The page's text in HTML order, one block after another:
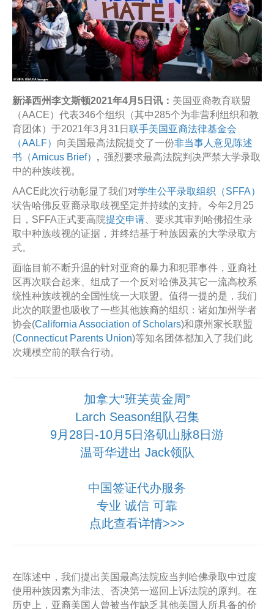
新泽西州李文斯顿2021年4月5日讯： 美国亚裔教育联盟
（AACE）代表346个组织（其中285个为非营利组织和教
育团体）于2021年3月31日 联手美国亚裔法律基金会
（AALF） 向美国最高法院提交了一份非当事人意见陈述
书（Amicus Brief） , 强烈要求最高法院判决严禁大学录取
中的种族歧视。
AACE此次行动彰显了我们对学生公平录取组织（SFFA）
状告哈佛反亚裔录取歧视坚定并持续的支持。今年2月25
日，SFFA正式要高院提交申请 、要求其审判哈佛招生录
取中种族歧视的证据，并终结基于种族因素的大学录取方
式。
面临目前不断升温的针对亚裔的暴力和犯罪事件，亚裔社
区再次联合起来、组成了一个反对哈佛及其它一流高校系
统性种族歧视的全国性统一大联盟。值得一提的是，我们
此次的联盟也吸收了一些其他族裔的组织：诸如加州学者
协会(California Association of Scholars)和康州家长联盟
(Connecticut Parents Union)等知名团体都加入了我们此
次规模空前的联合行动。
加拿大“班芙黄金周”
Larch Season组队召集
9月28日-10月5日洛矶山脉8日游
温哥华进出 Jack领队
中国签证代办服务
专业 诚信 可靠
点此查看详情>>>
在陈述中，我们提出美国最高法院应当判哈佛录取中过度
使用种族因素为非法、否决第一巡回上诉法院的原判。在
历史上，亚裔美国人曾被当作缺乏其他美国人所具备的价